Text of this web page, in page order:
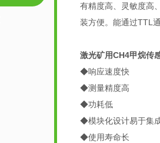
有精度高、灵敏度高
装方便。能通过TTL
激光矿用CH4甲烷传
◆响应速度快
◆测量精度高
◆功耗低
◆模块化设计易于集
◆使用寿命长